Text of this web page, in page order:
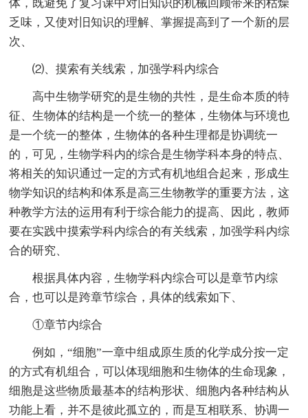
体，既避免了复习课中对旧知识的机械回顾带来的枯燥
乏味，又使对旧知识的理解、掌握提高到了一个新的层
次、
⑵、摸索有关线索，加强学科内综合
高中生物学研究的是生物的共性，是生命本质的特
征、生物体的结构是一个统一的整体，生物体与环境也
是一个统一的整体，生物体的各种生理都是协调统一
的，可见，生物学科内的综合是生物学科本身的特点、
将相关的知识通过一定的方式有机地组合起来，形成生
物学知识的结构和体系是高三生物教学的重要方法，这
种教学方法的运用有利于综合能力的提高、因此，教师
要在实践中摸索学科内综合的有关线索，加强学科内综
合的研究、
根据具体内容，生物学科内综合可以是章节内综
合，也可以是跨章节综合，具体的线索如下、
①章节内综合
例如，“细胞”一章中组成原生质的化学成分按一定
的方式有机组合，可以体现细胞和生物体的生命现象，
细胞是这些物质最基本的结构形状、细胞内各种结构从
功能上看，并不是彼此孤立的，而是互相联系、协调一